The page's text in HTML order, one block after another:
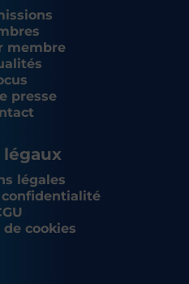
membre
presse
légaux
légales
cookies